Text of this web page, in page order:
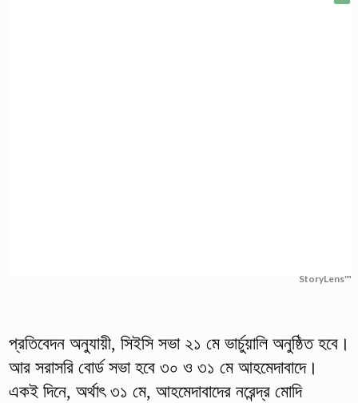
StoryLens™
প্রতিবেদন অনুযায়ী, সিইসি সভা ২১ মে ভার্চুয়ালি অনুষ্ঠিত হবে।
আর সরাসরি বোর্ড সভা হবে ৩০ ও ৩১ মে আহমেদাবাদে।
একই দিনে, অর্থাৎ ৩১ মে, আহমেদাবাদের নরেন্দ্র মোদি